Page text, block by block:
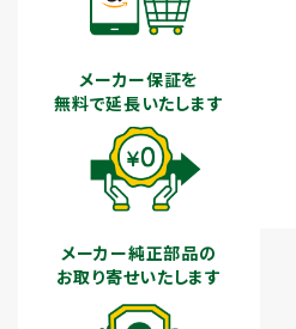
メーカー保証を
無料で延長いたします
メーカー純正部品の
お取り寄せいたします